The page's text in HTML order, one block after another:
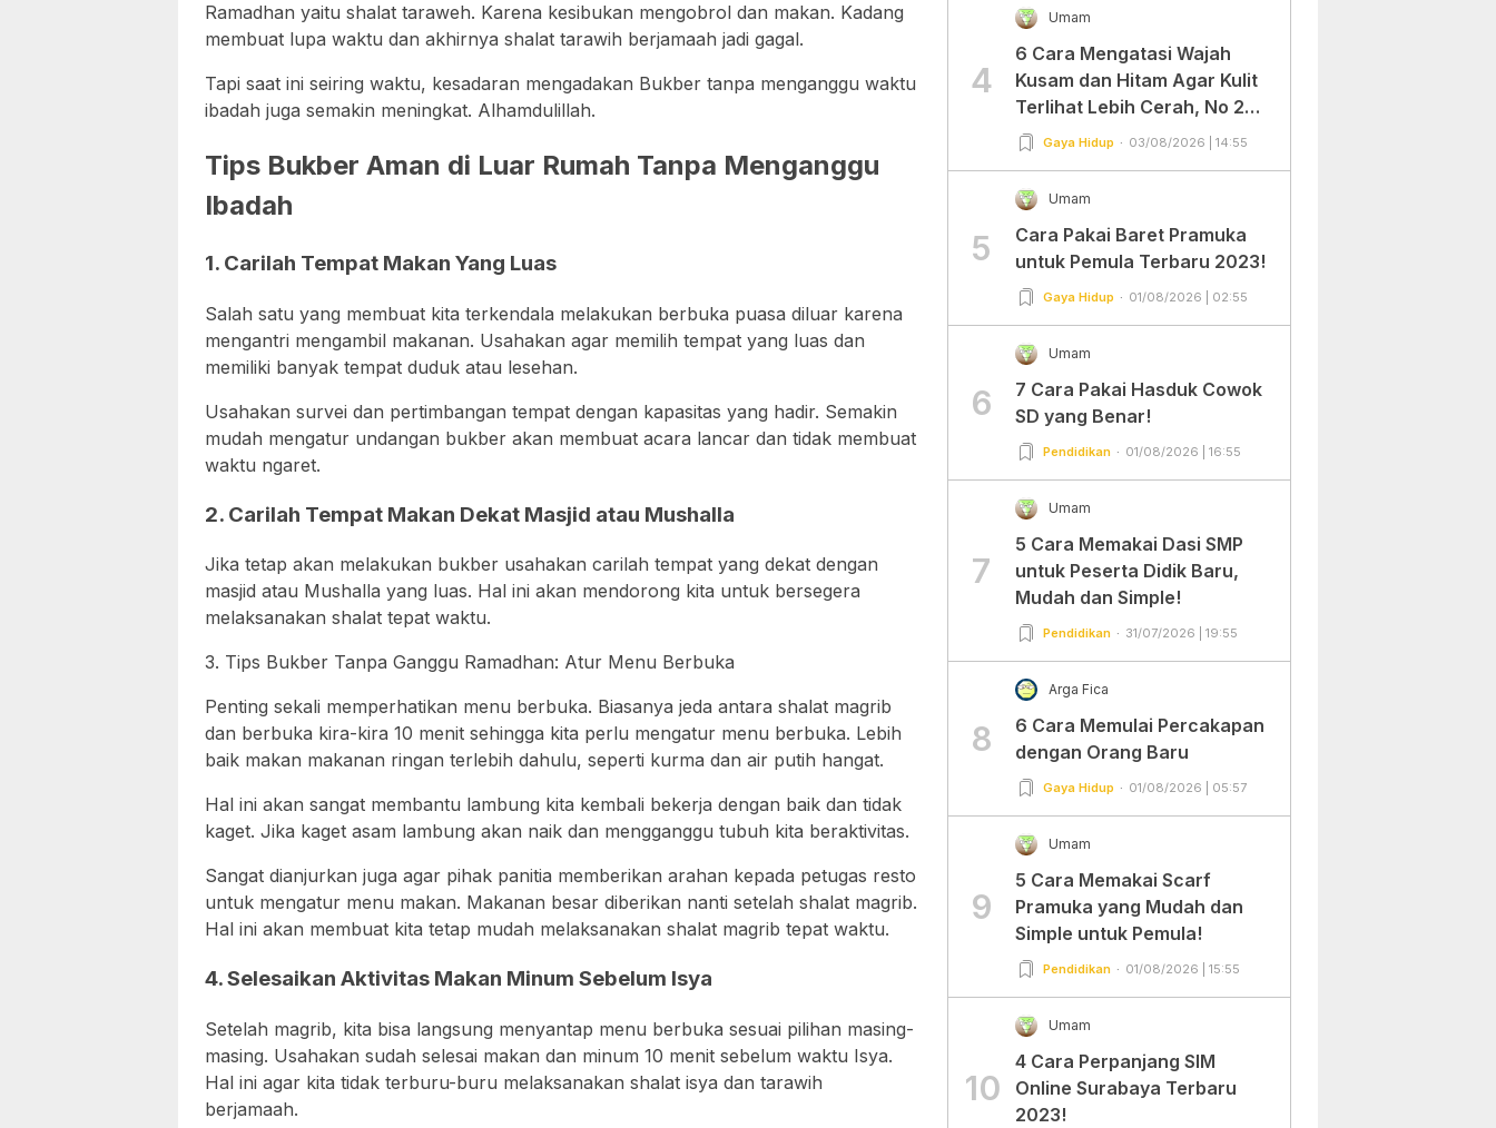
Ramadhan yaitu shalat taraweh. Karena kesibukan mengobrol dan makan. Kadang
membuat lupa waktu dan akhirnya shalat tarawih berjamaah jadi gagal.
Tapi saat ini seiring waktu, kesadaran mengadakan Bukber tanpa menganggu waktu
ibadah juga semakin meningkat. Alhamdulillah.
Tips Bukber Aman di Luar Rumah Tanpa Menganggu
Ibadah
1. Carilah Tempat Makan Yang Luas
Salah satu yang membuat kita terkendala melakukan berbuka puasa diluar karena
mengantri mengambil makanan. Usahakan agar memilih tempat yang luas dan
memiliki banyak tempat duduk atau lesehan.
Usahakan survei dan pertimbangan tempat dengan kapasitas yang hadir. Semakin
mudah mengatur undangan bukber akan membuat acara lancar dan tidak membuat
waktu ngaret.
2. Carilah Tempat Makan Dekat Masjid atau Mushalla
Jika tetap akan melakukan bukber usahakan carilah tempat yang dekat dengan
masjid atau Mushalla yang luas. Hal ini akan mendorong kita untuk bersegera
melaksanakan shalat tepat waktu.
3. Tips Bukber Tanpa Ganggu Ramadhan: Atur Menu Berbuka
Penting sekali memperhatikan menu berbuka. Biasanya jeda antara shalat magrib
dan berbuka kira-kira 10 menit sehingga kita perlu mengatur menu berbuka. Lebih
baik makan makanan ringan terlebih dahulu, seperti kurma dan air putih hangat.
Hal ini akan sangat membantu lambung kita kembali bekerja dengan baik dan tidak
kaget. Jika kaget asam lambung akan naik dan mengganggu tubuh kita beraktivitas.
Sangat dianjurkan juga agar pihak panitia memberikan arahan kepada petugas resto
untuk mengatur menu makan. Makanan besar diberikan nanti setelah shalat magrib.
Hal ini akan membuat kita tetap mudah melaksanakan shalat magrib tepat waktu.
4. Selesaikan Aktivitas Makan Minum Sebelum Isya
Setelah magrib, kita bisa langsung menyantap menu berbuka sesuai pilihan masing-
masing. Usahakan sudah selesai makan dan minum 10 menit sebelum waktu Isya.
Hal ini agar kita tidak terburu-buru melaksanakan shalat isya dan tarawih
berjamaah.
4
Umam
6 Cara Mengatasi Wajah
Kusam dan Hitam Agar Kulit
Terlihat Lebih Cerah, No 2
Gampang Banget dan Mudah
Gaya Hidup 03/08/2026 | 14:55
5
Umam
Cara Pakai Baret Pramuka
untuk Pemula Terbaru 2023!
Gaya Hidup 01/08/2026 | 02:55
6
Umam
7 Cara Pakai Hasduk Cowok
SD yang Benar!
Pendidikan 01/08/2026 | 16:55
7
Umam
5 Cara Memakai Dasi SMP
untuk Peserta Didik Baru,
Mudah dan Simple!
Pendidikan 31/07/2026 | 19:55
8
Arga Fica
6 Cara Memulai Percakapan
dengan Orang Baru
Gaya Hidup 01/08/2026 | 05:57
9
Umam
5 Cara Memakai Scarf
Pramuka yang Mudah dan
Simple untuk Pemula!
Pendidikan 01/08/2026 | 15:55
10
Umam
4 Cara Perpanjang SIM
Online Surabaya Terbaru
2023!